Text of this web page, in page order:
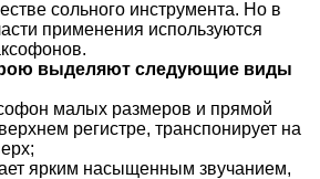
сольного инструмента. Но в
применения используются
выделяют следующие виды
малых размеров и прямой
регистре, транспонирует на
ярким насыщенным звучанием,